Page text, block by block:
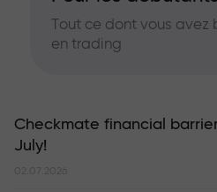
Tout ce dont vous avez
en trading
Checkmate financial
July!
02.07.2026